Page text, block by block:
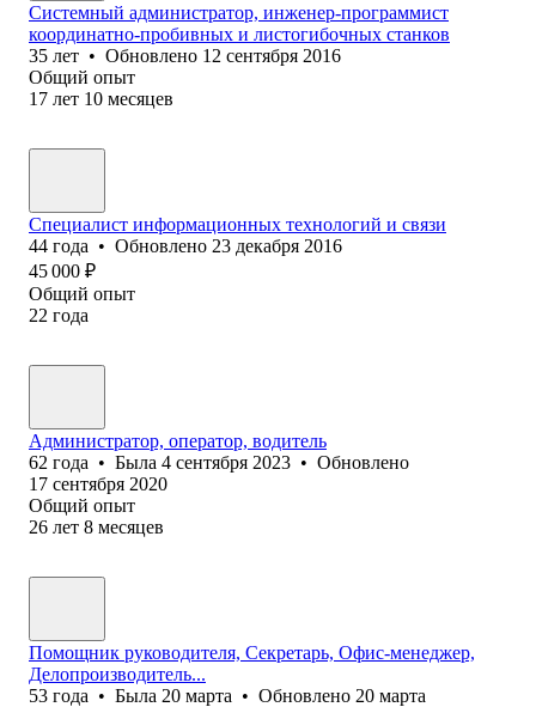
Системный администратор, инженер-программист
координатно-пробивных и листогибочных станков
35 лет • Обновлено 12 сентября 2016
Общий опыт
17 лет 10 месяцев
Специалист информационных технологий и связи
44 года • Обновлено 23 декабря 2016
45 000 ₽
Общий опыт
22 года
Администратор, оператор, водитель
62 года • Была 4 сентября 2023 • Обновлено
17 сентября 2020
Общий опыт
26 лет 8 месяцев
Помощник руководителя, Секретарь, Офис-менеджер,
Делопроизводитель...
53 года • Была 20 марта • Обновлено 20 марта